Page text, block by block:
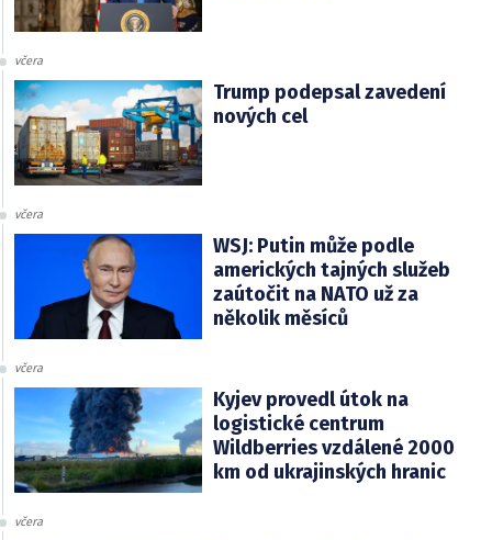
včera
Trump podepsal zavedení
nových cel
včera
WSJ: Putin může podle
amerických tajných služeb
zaútočit na NATO už za
několik měsíců
včera
Kyjev provedl útok na
logistické centrum
Wildberries vzdálené 2000
km od ukrajinských hranic
včera